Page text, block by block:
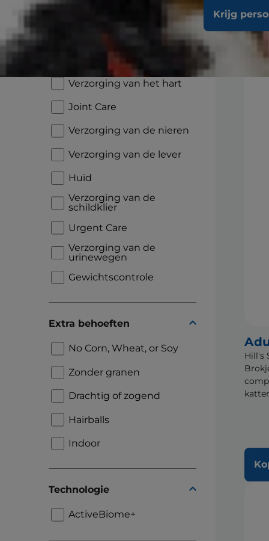
Krijg
Voedselovergevoeligheden
Glucose Management
Verzorging van het hart
Joint Care
Verzorging van de nieren
Verzorging van de lever
Huid
Verzorging van de
schildklier
Urgent Care
Verzorging van de
urinewegen
Gewichtscontrole
Extra behoeften
No Corn, Wheat, or Soy
Zonder granen
Drachtig of zogend
Hairballs
Indoor
Technologie
ActiveBiome+
Hill's